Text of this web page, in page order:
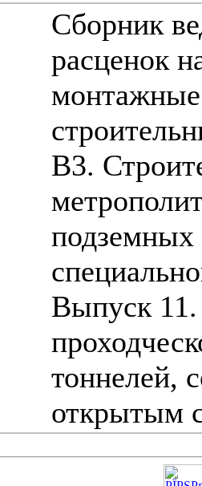
Сборник
расценок
В3.
подземных
Выпуск
тоннелей,
открытым